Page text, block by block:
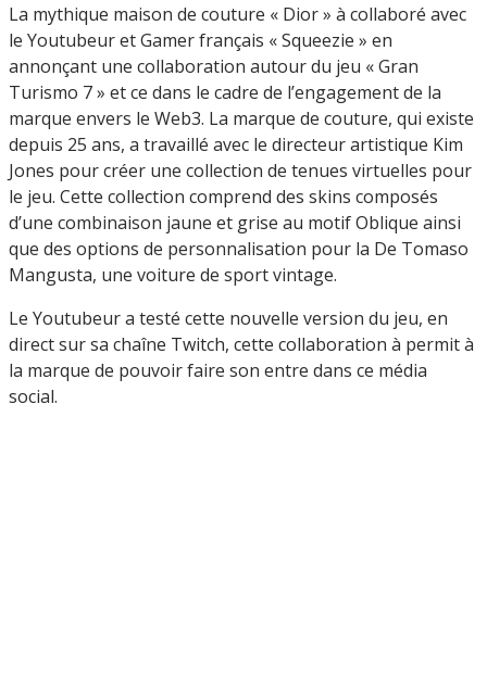
La mythique maison de couture « Dior » à collaboré avec
le Youtubeur et Gamer français « Squeezie » en
annonçant une collaboration autour du jeu « Gran
Turismo 7 » et ce dans le cadre de l’engagement de la
marque envers le Web3. La marque de couture, qui existe
depuis 25 ans, a travaillé avec le directeur artistique Kim
Jones pour créer une collection de tenues virtuelles pour
le jeu. Cette collection comprend des skins composés
d’une combinaison jaune et grise au motif Oblique ainsi
que des options de personnalisation pour la De Tomaso
Mangusta, une voiture de sport vintage.
Le Youtubeur a testé cette nouvelle version du jeu, en
direct sur sa chaîne Twitch, cette collaboration à permit à
la marque de pouvoir faire son entre dans ce média
social.